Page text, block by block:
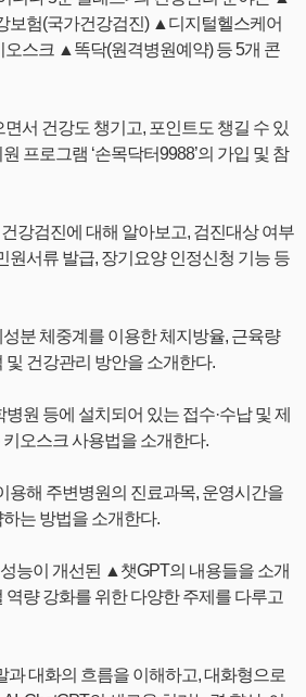
보험(국가건강검진) ▲디지털헬스케어
스크 ▲똑닥(원격병원예약) 등 5개 콘
면서 건강도 챙기고, 포인트도 챙길 수 있
프로그램 ‘손목닥터9988’의 가입 및 참
건강검진에 대해 알아보고, 검진대상 여부
원서류 발급, 장기요양 인정신청 기능 등
성분 체중계를 이용한 체지방율, 근육량
및 건강관리 방안을 소개한다.
병원 등에 설치되어 있는 접수·수납 및 제
오스크 사용법을 소개한다.
용해 주변병원의 진료과목, 운영시간을
는 방법을 소개한다.
능이 개선된 ▲챗GPT의 내용들을 소개
량 강화를 위한 다양한 주제를 다루고
과 대화의 흐름을 이해하고, 대화형으로